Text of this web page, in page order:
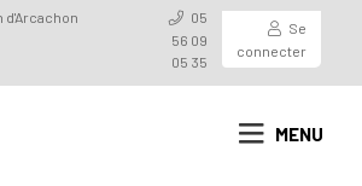
d'Arcachon
05
56 09
05 35
Se
connecter
MENU